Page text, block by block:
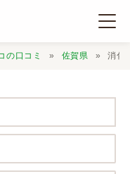
の口コミ 佐賀県 消化